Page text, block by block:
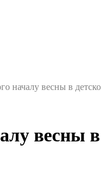
началу весны в
весны